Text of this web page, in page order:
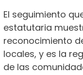
El seguimiento
estatutaria
reconocimiento
locales, y es la
de las